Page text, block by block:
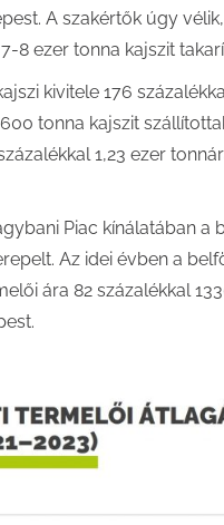
A szakértők úgy
8 ezer tonna kajszit
kivitele 176
tonna kajszit
1,23 ezer
Piac kínálatában
Az idei évben a
ára 82 százalékkal